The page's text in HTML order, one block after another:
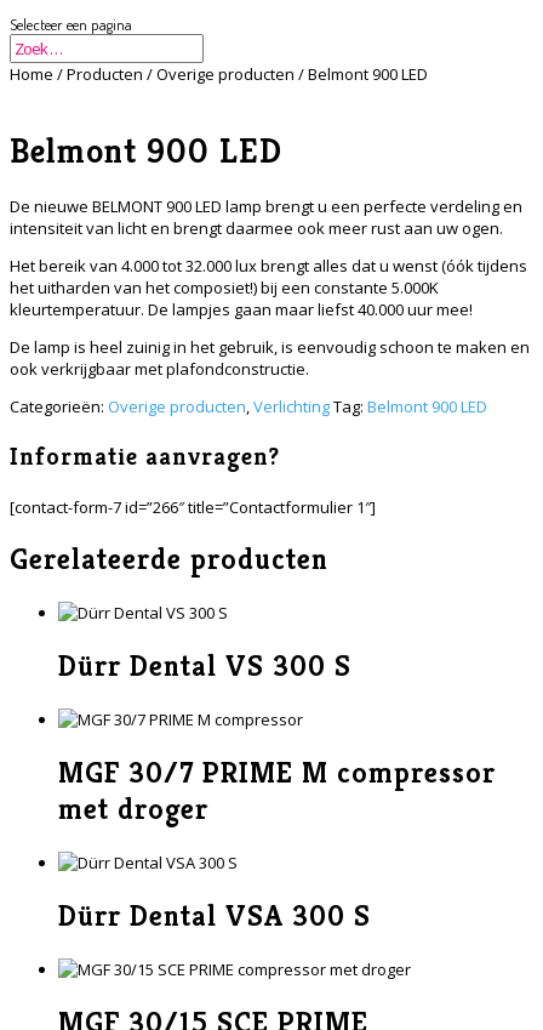
Selecteer een pagina
Home /Producten /Overige producten / Belmont 900 LED
Belmont 900 LED
De nieuwe BELMONT 900 LED lamp brengt u een perfecte verdeling en
intensiteit van licht en brengt daarmee ook meer rust aan uw ogen.
Het bereik van 4.000 tot 32.000 lux brengt alles dat u wenst (óók tijdens
het uitharden van het composiet!) bij een constante 5.000K
kleurtemperatuur. De lampjes gaan maar liefst 40.000 uur mee!
De lamp is heel zuinig in het gebruik, is eenvoudig schoon te maken en
ook verkrijgbaar met plafondconstructie.
Categorieën: Overige producten VerlichtingTag: Belmont 900 LED
Informatie aanvragen?
[contact-form-7 id=”266″ title=”Contactformulier 1″]
Gerelateerde producten
Dürr Dental VS 300 S
MGF 30/7 PRIME M compressor
met droger
Dürr Dental VSA 300 S
MGF 30/15 SCE PRIME